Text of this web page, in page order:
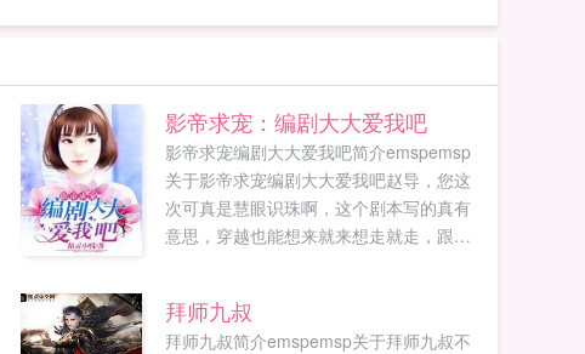
影帝求宠：编剧大大爱我吧
影帝求宠编剧大大爱我吧简介emspemsp
关于影帝求宠编剧大大爱我吧赵导，您这
次可真是慧眼识珠啊，这个剧本写的真有
意思，穿越也能想来就来想走就走，跟坐
人真事...
拜师九叔
拜师九叔简介emspemsp关于拜师九叔不